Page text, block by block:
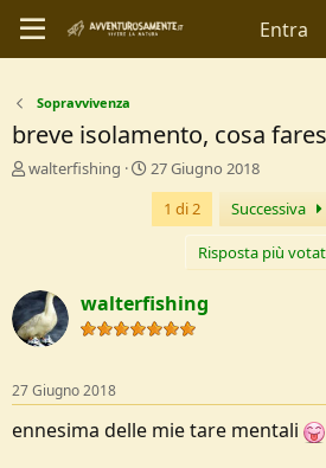
Entra
Sopravvivenza
breve isolamento, cosa
C
r
e
D
s
c
u
s
walterfishing
D
a
a
I
n
i
o
27 Giugno 2018
1 di 2
Successiva
Risposta più
walterfishing
27 Giugno 2018
ennesima delle mie tare mentali